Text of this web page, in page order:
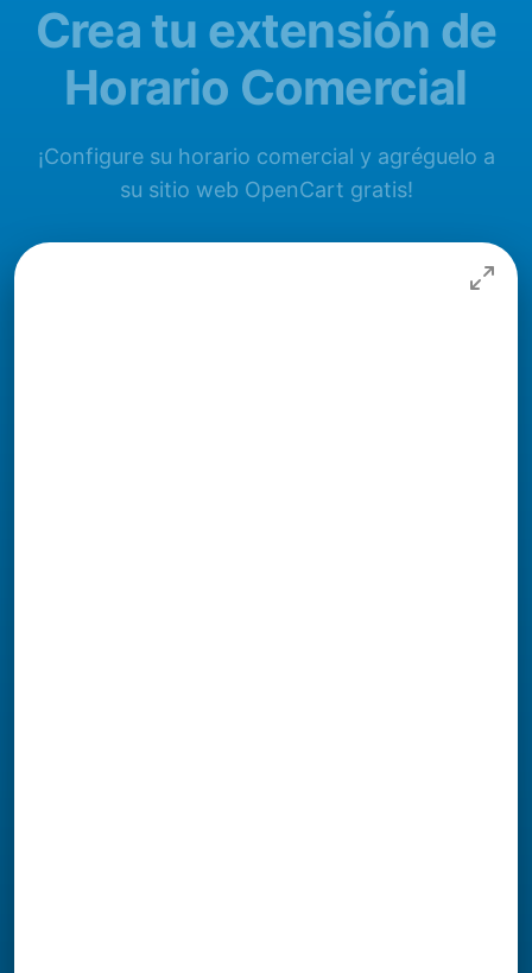
Crea tu extensión de
Horario Comercial
¡Configure su horario comercial y agréguelo a
su sitio web OpenCart gratis!